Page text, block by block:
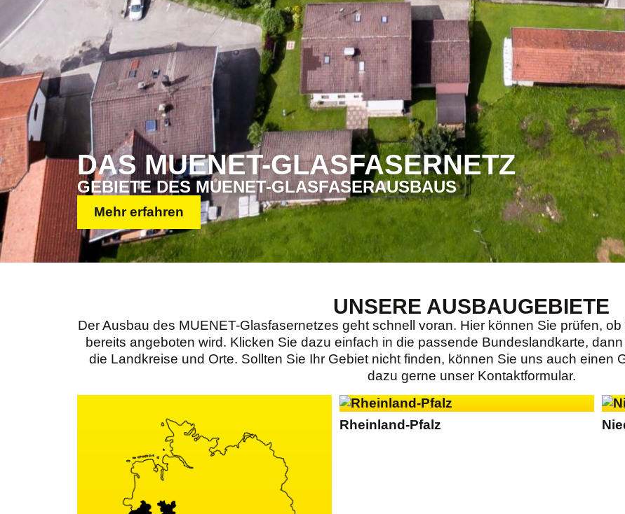
DAS MUENET-GLASFASER­NETZ
GEBIETE DES MUENET-GLASFASERAUSBAUS
Mehr erfahren
UNSERE AUSBAUGEBIETE
Der Ausbau des MUENET-Glasfasernetzes geht schnell voran. Hier können Sie prüfen,
bereits angeboten wird. Klicken Sie dazu einfach in die passende Bundeslandkarte,
die Landkreise und Orte. Sollten Sie Ihr Gebiet nicht finden, können Sie uns auch einen
dazu gerne unser Kontaktformular.
Rheinland-Pfalz